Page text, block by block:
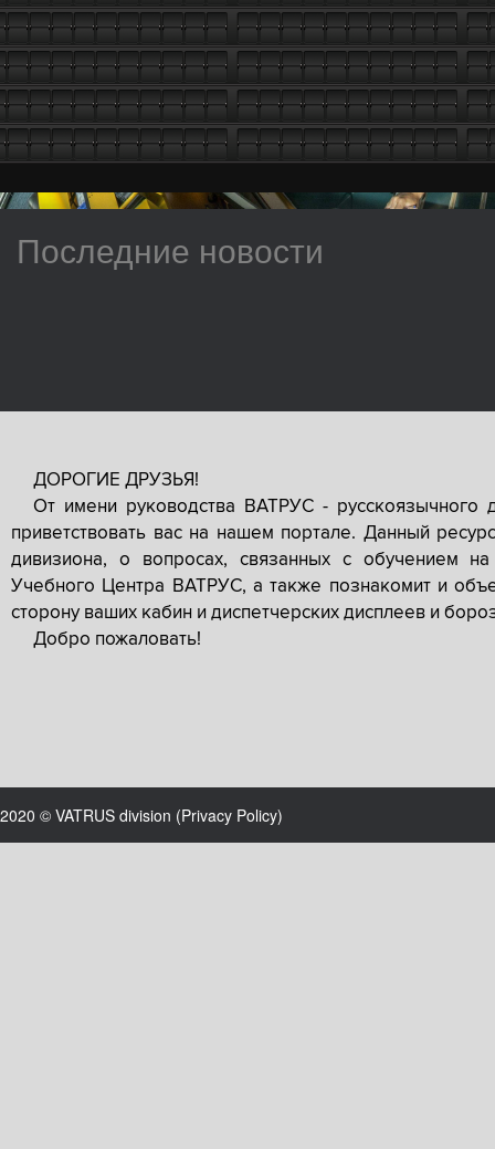
Последние новости
ДОРОГИЕ ДРУЗЬЯ!
От имени руководства ВАТРУС -
приветствовать вас на нашем портале. Данный
дивизиона, о вопросах, связанных с обучением
Учебного Центра ВАТРУС, а также познакомит и
сторону ваших кабин и диспетчерских дисплеев и
Добро пожаловать!
2020 © VATRUS division (Privacy Policy)